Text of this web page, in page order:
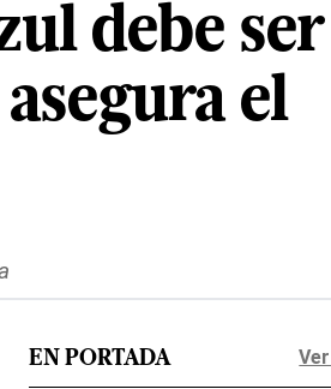
debe ser
el
EN PORTADA